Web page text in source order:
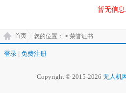
暂无信息.
您的位置：
首页 > 荣誉证书
登录 免费注册
Copyright © 2015-2026 无人机